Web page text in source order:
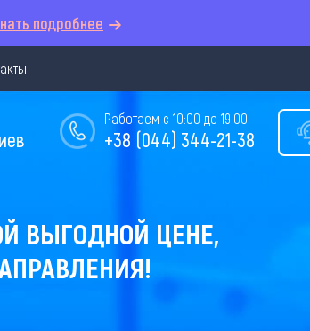
подробнее
Работаем с 10:00 до 19:00
+38 (044) 344-21-38
ВЫГОДНОЙ ЦЕНЕ,